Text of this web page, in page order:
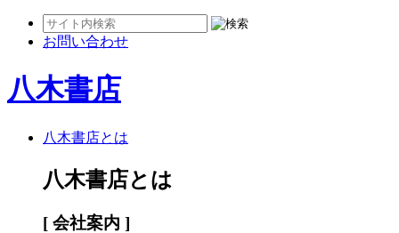
お問い合わせ
八木書店
八木書店とは
八木書店とは
[ 会社案内 ]